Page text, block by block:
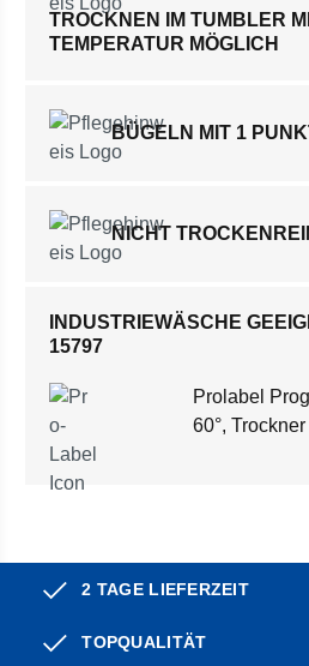
TROCKNEN IM TUMBLER
TEMPERATUR MÖGLICH
BÜGELN MIT 1
NICHT
INDUSTRIEWÄSCHE
15797
Prolabel
60°, Trockner
2 TAGE LIEFERZEIT
TOPQUALITÄT